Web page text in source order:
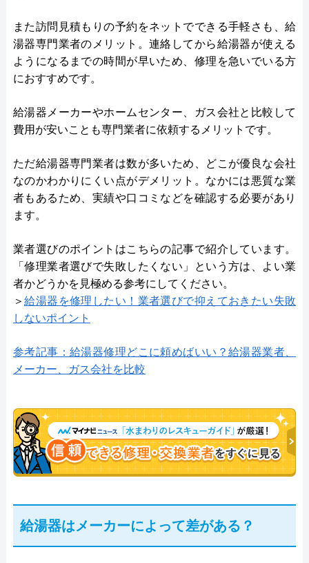
また訪問見積もりの予約をネットでできる手軽さも、給
湯器専門業者のメリット。連絡してから給湯器が使える
ようになるまでの時間が早いため、修理を急いでいる方
におすすめです。
給湯器メーカーやホームセンター、ガス会社と比較して
費用が安いことも専門業者に依頼するメリットです。
ただ給湯器専門業者は数が多いため、どこが優良な会社
なのかわかりにくい点がデメリット。なかには悪質な業
者もあるため、実績や口コミなどを確認する必要があり
ます。
業者選びのポイントはこちらの記事で紹介しています。
「修理業者選びで失敗したくない」という方は、よい業
者かどうかを見極める参考にしてください。
＞ 給湯器を修理したい！業者選びで抑えておきたい失敗
しないポイント
参考記事：給湯器修理どこに頼めばいい？給湯器業者、
メーカー、ガス会社を比較
給湯器はメーカーによって差がある？